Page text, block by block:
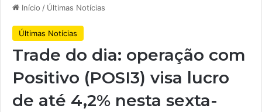
Início / Últimas Notícias
Últimas Notícias
Trade do dia: operação com
Positivo (POSI3) visa lucro
de até 4,2% nesta sexta-